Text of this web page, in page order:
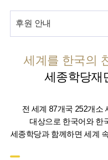
세계를 한국의
세종학당재
전 세계 87개국 252개소
대상으로 한국어와 한
세종학당과 함께하면 세계